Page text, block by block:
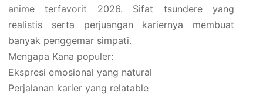
anime terfavorit 2026. Sifat tsundere yang
realistis serta perjuangan kariernya membuat
banyak penggemar simpati.
Mengapa Kana populer:
Ekspresi emosional yang natural
Perjalanan karier yang relatable